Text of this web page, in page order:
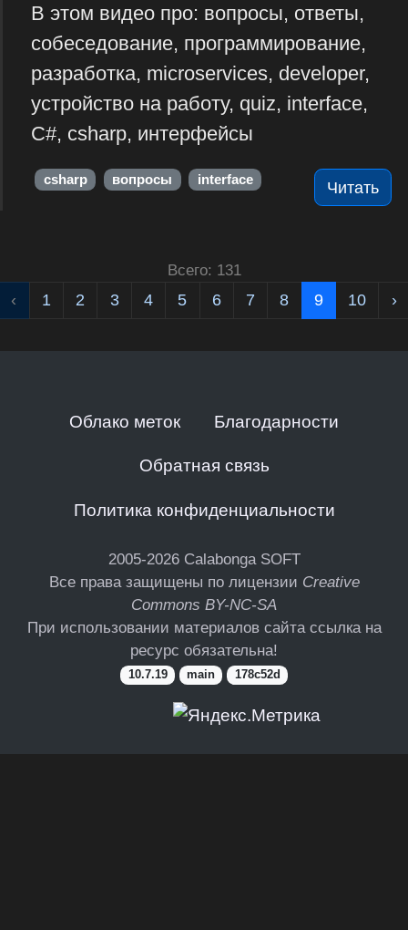
В этом видео про: вопросы, ответы,
собеседование, программирование,
разработка, microservices, developer,
устройство на работу, quiz, interface,
C#, csharp, интерфейсы
Читать
csharp вопросы interface
Всего: 131
‹ 1 2 3 4 5 6 7 8 9 10 ›
Облако меток Благодарности
Обратная связь
Политика конфиденциальности
2005-2026 Calabonga SOFT
Все права защищены по лицензии Creative
Commons BY-NC-SA
При использовании материалов сайта ссылка на
ресурс обязательна!
10.7.19 main 178c52d